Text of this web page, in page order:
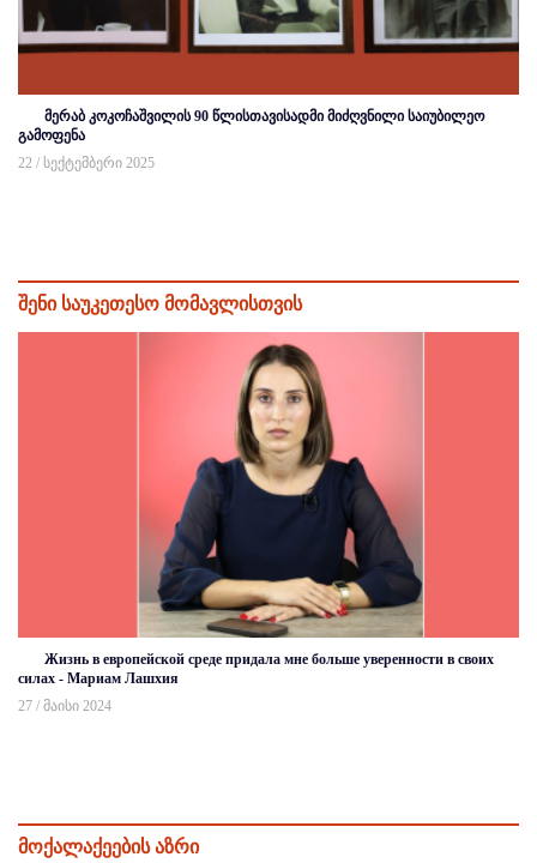
მერაბ კოკოჩაშვილის 90 წლისთავისადმი მიძღვნილი საიუბილეო
გამოფენა
22 / სექტემბერი 2025
შენი საუკეთესო მომავლისთვის
Жизнь в европейской среде придала мне больше уверенности в своих
силах - Мариам Лашхия
27 / მაისი 2024
მოქალაქეების აზრი